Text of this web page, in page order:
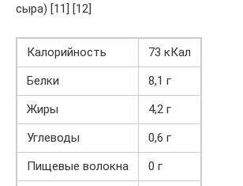
сыра) [11] [12]
Калорийность
73 кКал
Белки
8,1 г
Жиры
4,2 г
Углеводы
0,6 г
Пищевые волокна
0 г